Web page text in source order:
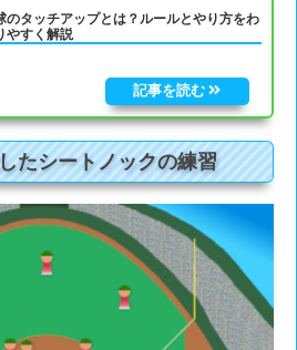
のタッチアップとは？ルールとやり方をわ
やすく解説
たシートノックの練習